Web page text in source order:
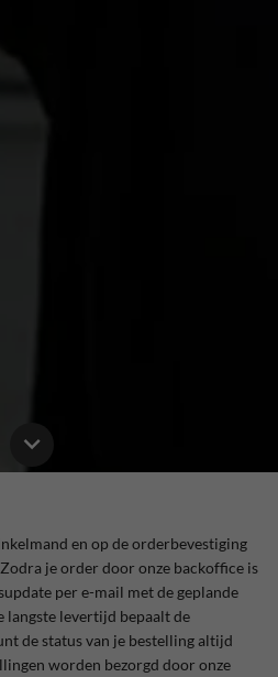
en op de orderbevestiging
je order door onze backoffice is
per e-mail met de geplande
langste levertijd bepaalt de
de status van je bestelling altijd
worden bezorgd door onze